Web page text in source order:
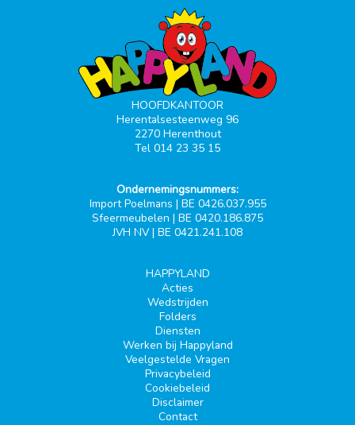
HOOFDKANTOOR
Herentalsesteenweg 96
2270 Herenthout
Tel 014 23 35 15
Ondernemingsnummers:
Import Poelmans | BE 0426.037.955
Sfeermeubelen | BE 0420.186.875
JVH NV | BE 0421.241.108
HAPPYLAND
Acties
Wedstrijden
Folders
Diensten
Werken bij Happyland
Veelgestelde Vragen
Privacybeleid
Cookiebeleid
Disclaimer
Contact